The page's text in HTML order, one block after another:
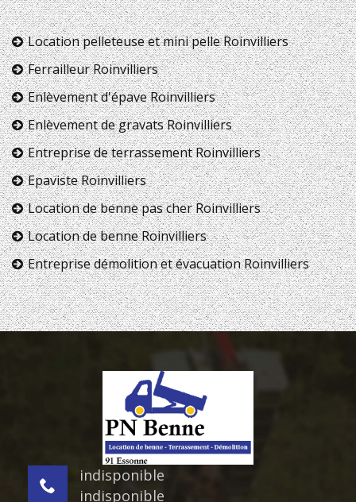
Location pelleteuse et mini pelle Roinvilliers
Ferrailleur Roinvilliers
Enlèvement d'épave Roinvilliers
Enlèvement de gravats Roinvilliers
Entreprise de terrassement Roinvilliers
Epaviste Roinvilliers
Location de benne pas cher Roinvilliers
Location de benne Roinvilliers
Entreprise démolition et évacuation Roinvilliers
indisponible
indisponible